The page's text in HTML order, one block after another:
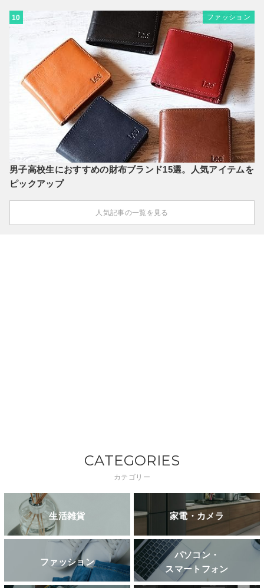
10 ファッション
男子高校生におすすめの財布ブランド15選。人気アイテムを
ピックアップ
人気記事の一覧を見る
CATEGORIES
カテゴリー
生活雑貨 家電・カメラ
ファッション
パソコン・
スマートフォン